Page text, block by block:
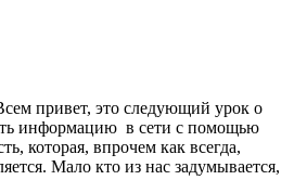
привет, это следующий урок о
информацию в сети с помощью
которая, впрочем как всегда,
Мало кто из нас задумывается,